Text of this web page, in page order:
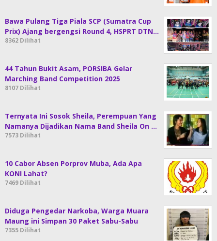
Bawa Pulang Tiga Piala SCP (Sumatra Cup
Prix) Ajang bergengsi Round 4, HSPRT DTN…
8362 Dilihat
44 Tahun Bukit Asam, PORSIBA Gelar
Marching Band Competition 2025
8107 Dilihat
Ternyata Ini Sosok Sheila, Perempuan Yang
Namanya Dijadikan Nama Band Sheila On …
7573 Dilihat
10 Cabor Absen Porprov Muba, Ada Apa
KONI Lahat?
7469 Dilihat
Diduga Pengedar Narkoba, Warga Muara
Maung ini Simpan 30 Paket Sabu-Sabu
7355 Dilihat